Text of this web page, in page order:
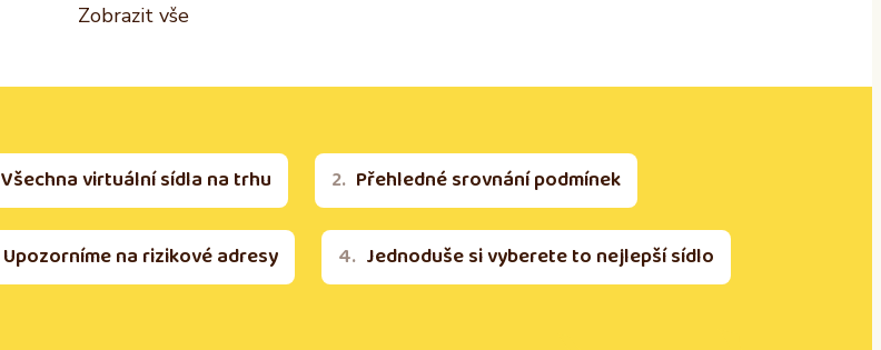
Zobrazit vše
Všechna virtuální sídla na trhu Přehledné srovnání podmínek
Upozorníme na rizikové adresy Jednoduše si vyberete to nejlepší sídlo